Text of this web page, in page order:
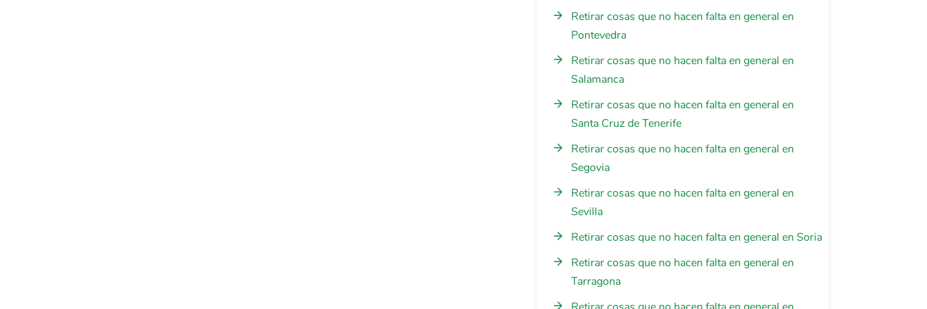
Retirar cosas que no hacen falta en general en
Pontevedra
Retirar cosas que no hacen falta en general en
Salamanca
Retirar cosas que no hacen falta en general en
Santa Cruz de Tenerife
Retirar cosas que no hacen falta en general en
Segovia
Retirar cosas que no hacen falta en general en
Sevilla
Retirar cosas que no hacen falta en general en Soria
Retirar cosas que no hacen falta en general en
Tarragona